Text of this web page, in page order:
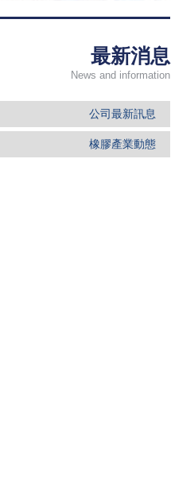
最新消息
News and information
公司最新訊息
橡膠產業動態